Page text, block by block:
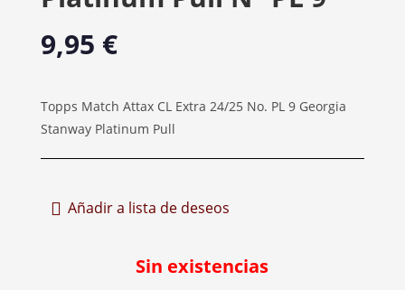
9,95 €
Topps Match Attax CL Extra 24/25 No. PL 9 Georgia
Stanway Platinum Pull
Añadir a lista de deseos
Sin existencias